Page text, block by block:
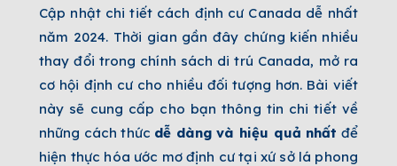
Cập nhật chi tiết cách định cư Canada dễ nhất
năm 2024. Thời gian gần đây chứng kiến nhiều
thay đổi trong chính sách di trú Canada, mở ra
cơ hội định cư cho nhiều đối tượng hơn. Bài viết
này sẽ cung cấp cho bạn thông tin chi tiết về
những cách thức dễ dàng và hiệu quả nhất để
hiện thực hóa ước mơ định cư tại xứ sở lá phong